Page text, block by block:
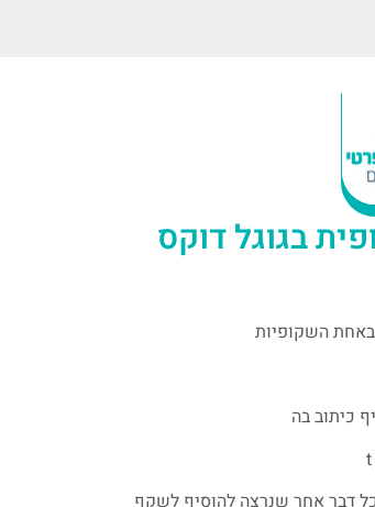
בגוגל דוקס
באחת השקופיות